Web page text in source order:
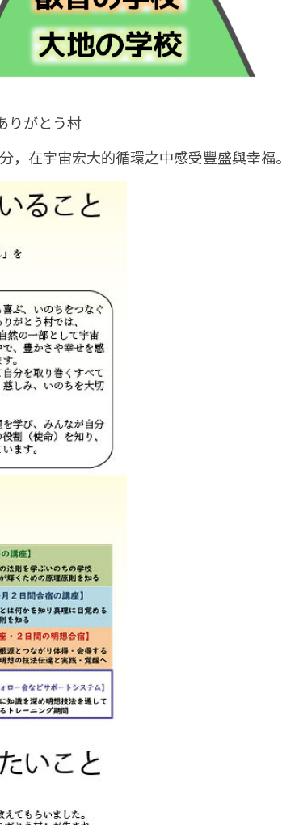
りがとう村
在宇宙宏大的循環之中感受豐盛與幸福。